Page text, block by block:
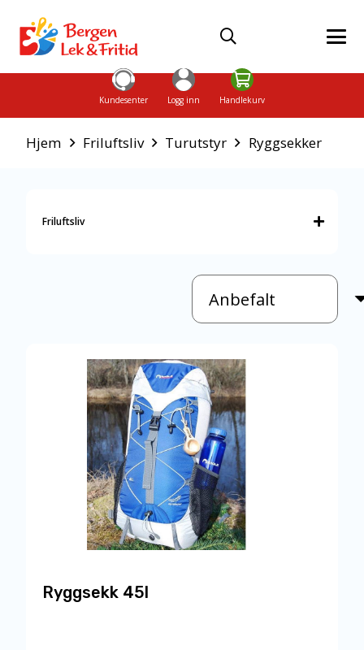
Kundesenter Logg inn Handlekurv
Hjem Friluftsliv Turutstyr Ryggsekker
Friluftsliv
Ryggsekk 45l